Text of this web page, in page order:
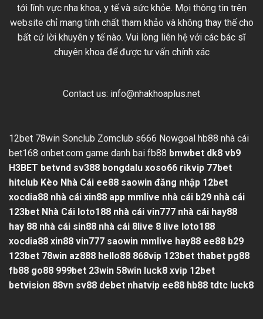
tới lĩnh vực nha khoa, y tế và sức khỏe. Mọi thông tin trên
website chỉ mang tính chất tham khảo và không thay thế cho
bất cứ lời khuyên y tế nào. Vui lòng liên hệ với các bác sĩ
chuyên khoa để được tư vấn chính xác
Contact us: info@nhakhoaplus.net
12bet 78win Sonclub Zomclub s666 Nowgoal hb88 nhà cái
bet168 onbet.com game danh bai fb88 bmwbet dk8 vb9
H3BET betvnd sv388 bongdalu xoso66 rikvip 77bet
hitclub Kèo Nhà Cái ee88 saowin đăng nhập 12bet
xocdia88 nhà cái xin88 app mmlive nhà cái b29 nhà cái
123bet Nhà Cái loto188 nhà cái vin777 nhà cái hay88
hay 88 nhà cái sin88 nhà cái 8live 8 live loto188
xocdia88 xin88 vin777 saowin mmlive hay88 ee88 b29
123bet 78win az888 hello88 868vip 123bet thabet pg88
fb88 go88 999bet 23win 58win luck8 xvip 12bet
betvision 88vn sv88 debet nhatvip ee88 hb88 tdtc luck8